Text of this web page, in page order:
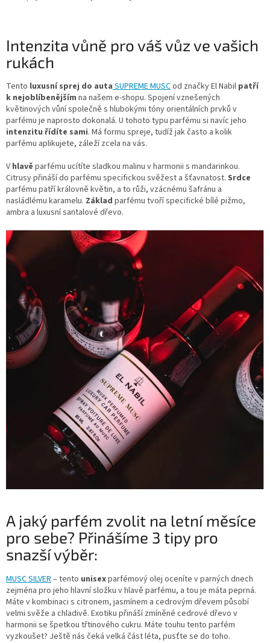
Intenzita vůně pro váš vůz ve vašich
rukách
Tento luxusní sprej do autaSUPREME MUSCod značky El Nabil patří
k nejoblíbenějším na našem e-shopu. Spojení vznešených
květinových vůní společně s hlubokými tóny orientálních prvků v
parfému je naprosto dokonalá. U tohoto typu parfému si navíc jeho
intenzitu řídíte sami. Má formu spreje, tudíž jak často a kolik
parfému aplikujete, záleží zcela na vás.
V hlavě parfému ucítíte sladkou malinu v harmonii s mandarinkou.
Citrusy přináší do parfému specifickou svěžest a šťavnatost. Srdce
parfému patří královně květin, a to růži, vzácnému šafránu a
nasládlému karamelu. Základ parfému tvoří specifické bílé pižmo,
ambra a luxusní santalové dřevo.
A jaký parfém zvolit na letní měsíce
pro sebe? Přinášíme 3 tipy pro
snazší výběr:
MUSC SILVER – tento unisexparfémový olej oceníte v parných dnech
zejména pro jeho hlavní složku v hlavě parfému, a tou je máta peprná.
Máte v kombinaci s citronem, jasmínem a cedrovým dřevem působí
velmi svěže a chladivě. Exotiku přináší zmíněné cedrové dřevo v
harmonii se špetkou třtinového cukru. Máte touhu tento parfém
vyzkoušet? Ještě nás čeká velká část léta, pusťte se do toho.